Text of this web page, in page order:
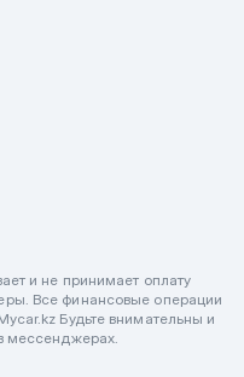
и не принимает оплату
Все финансовые операции
Будьте внимательны и
мессенджерах.